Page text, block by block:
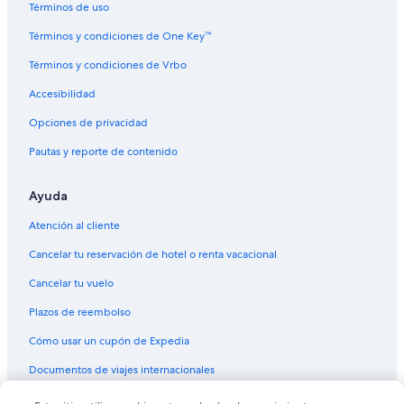
Vuelos de Des Moines (DSM) a Phoenix (PHX)
Vuelos de Detroit (DTW) a Phoenix (PHX)
Vuelos de Fresno (FAT) a Phoenix (PHX)
Vuelos de Fort Lauderdale (FLL) a Phoenix (PHX)
Vuelos de Guayaquil (GYE) a Phoenix (PHX)
Vuelos de Houston (HOU) a Phoenix (PHX)
Vuelos de Idaho Falls (IDA) a Phoenix (PHX)
Vuelos de Indianápolis (IND) a Phoenix (PHX)
Vuelos de El Centro (IPL) a Phoenix (PHX)
Vuelos de Jacksonville (JAX) a Phoenix (PHX)
Vuelos de Lima (LIM) a Phoenix (PHX)
Vuelos de Los Mochis (LMM) a Phoenix (PHX)
Vuelos de Laredo (LRD) a Phoenix (PHX)
Términos de uso
Términos y condiciones de One Key™
Términos y condiciones de Vrbo
Accesibilidad
Opciones de privacidad
Pautas y reporte de contenido
Ayuda
Atención al cliente
Cancelar tu reservación de hotel o renta vacacional
Cancelar tu vuelo
Plazos de reembolso
Cómo usar un cupón de Expedia
Documentos de viajes internacionales